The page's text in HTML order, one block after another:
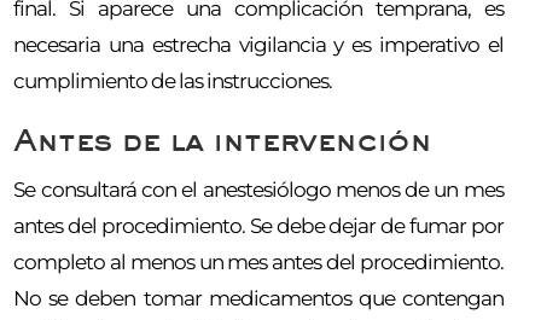
final. Si aparece una complicación temprana, es
necesaria una estrecha vigilancia y es imperativo el
cumplimiento de las instrucciones.
Antes de la intervención
Se consultará con el anestesiólogo menos de un mes
antes del procedimiento. Se debe dejar de fumar por
completo al menos un mes antes del procedimiento.
No se deben tomar medicamentos que contengan